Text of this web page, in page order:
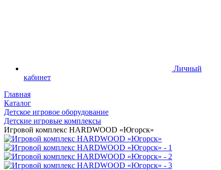
Личный
кабинет
Главная
Каталог
Детское игровое оборудование
Детские игровые комплексы
Игровой комплекс HARDWOOD «Югорск»